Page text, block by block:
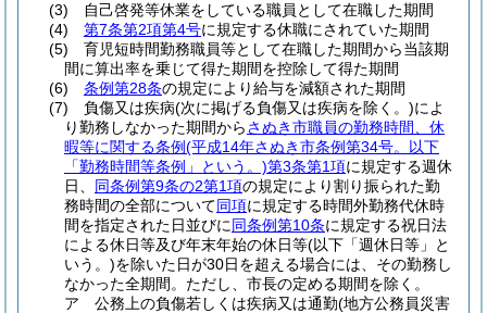
(3)
自己啓発等休業をしている職員として在職した期間
(4)
第7条第2項第4号に規定する休職にされていた期間
(5)
育児短時間勤務職員等として在職した期間から当該期
間に算出率を乗じて得た期間を控除して得た期間
(6)
条例第28条の規定により給与を減額された期間
(7)
負傷又は疾病(次に掲げる負傷又は疾病を除く。)によ
り勤務しなかった期間からさぬき市職員の勤務時間、休
暇等に関する条例(平成14年さぬき市条例第34号。以下
「勤務時間等条例」という。)第3条第1項に規定する週休
日、 同条例第9条の2第1項の規定により割り振られた勤
務時間の全部について同項に規定する時間外勤務代休時
間を指定された日並びに同条例第10条に規定する祝日法
による休日等及び年末年始の休日等(以下「週休日等」と
いう。)を除いた日が30日を超える場合には、その勤務し
なかった全期間。 ただし、市長の定める期間を除く。
ア
公務上の負傷若しくは疾病又は通勤(地方公務員災害